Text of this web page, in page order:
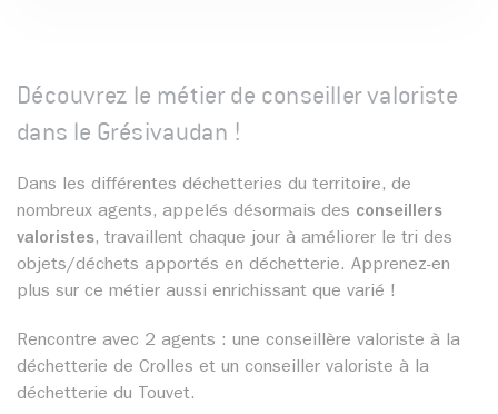
Découvrez le métier de conseiller valoriste
dans le Grésivaudan !
Dans les différentes déchetteries du territoire, de
nombreux agents, appelés désormais des conseillers
valoristes, travaillent chaque jour à améliorer le tri des
objets/déchets apportés en déchetterie. Apprenez-en
plus sur ce métier aussi enrichissant que varié !
Rencontre avec 2 agents : une conseillère valoriste à la
déchetterie de Crolles et un conseiller valoriste à la
déchetterie du Touvet.